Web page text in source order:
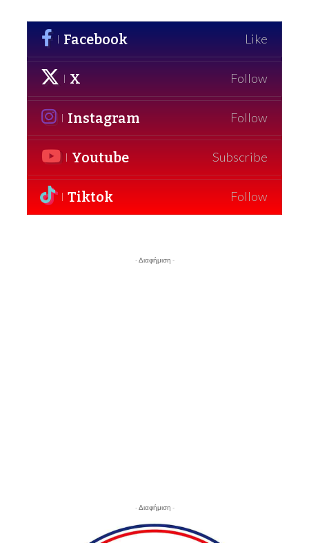
Facebook Like
X Follow
Instagram Follow
Youtube Subscribe
Tiktok Follow
- Διαφήμιση -
- Διαφήμιση -